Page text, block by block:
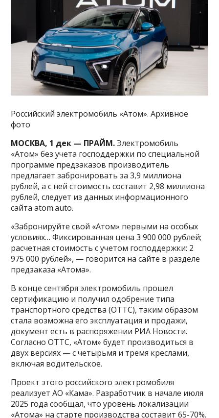
Российский электромобиль «Атом». Архивное
фото
МОСКВА, 1 дек — ПРАЙМ.Электромобиль
«Атом» без учета господдержки по специальной
программе предзаказов производитель
предлагает забронировать за 3,9 миллиона
рублей, а с ней стоимость составит 2,98 миллиона
рублей, следует из данных информационного
сайта atom.auto.
«Забронируйте свой «Атом» первыми на особых
условиях… Фиксированная цена 3 900 000 рублей;
расчетная стоимость с учетом господдержки: 2
975 000 рублей», — говорится на сайте в разделе
предзаказа «Атома».
В конце сентября электромобиль прошел
сертификацию и получил одобрение типа
транспортного средства (ОТТС), таким образом
стала возможна его эксплуатация и продажи,
документ есть в распоряжении РИА Новости.
Согласно ОТТС, «Атом» будет производиться в
двух версиях — с четырьмя и тремя креслами,
включая водительское.
Проект этого российского электромобиля
реализует АО «Кама». Разработчик в начале июля
2025 года сообщал, что уровень локализации
«Атома» на старте производства составит 65-70%.